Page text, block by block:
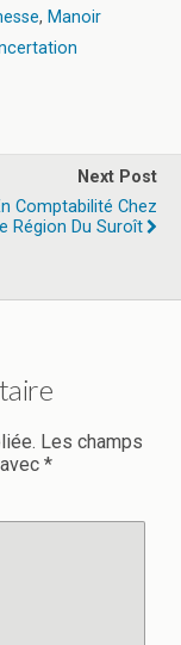
, Manoir
Next Post
Comptabilité Chez
Région Du Suroît
Les champs
*